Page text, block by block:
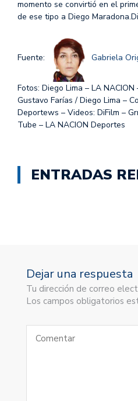
momento se convirtió en el
de ese tipo a Diego Maradona.
Fuente: Gabriela
Fotos: Diego Lima – LA
Gustavo Farías / Diego Lima –
Deportews – Videos: DiFilm –
Tube – LA NACION Deportes
ENTRADAS
Dejar una respuesta
Tu dirección de correo
Los campos obligatorios